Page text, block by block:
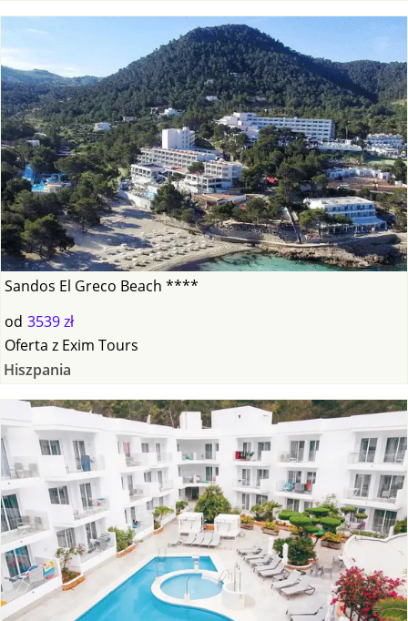
Sandos El Greco Beach ****
od 3539 zł
Oferta z Exim Tours
Hiszpania